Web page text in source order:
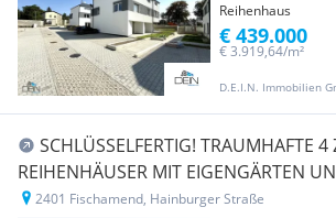
Reihenhaus
D.E.I.N. Immobilien
€ 3.919,64/m²
€ 439.000
SCHLÜSSELFERTIG! TRAUMHAFTE 4
REIHENHÄUSER MIT EIGENGÄRTEN
STELLPLÄTZEN IN FISCHAMEND!
2401 Fischamend, Hainburger Straße